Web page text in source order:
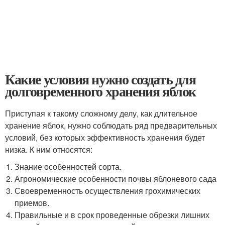
Какие условия нужно создать для
долговременного хранения яблок
Приступая к такому сложному делу, как длительное
хранение яблок, нужно соблюдать ряд предварительных
условий, без которых эффективность хранения будет
низка. К ним относятся:
Знание особенностей сорта.
Агрономические особенности почвы яблоневого сада
Своевременность осуществления грохимических
приемов.
Правильные и в срок проведенные обрезки лишних